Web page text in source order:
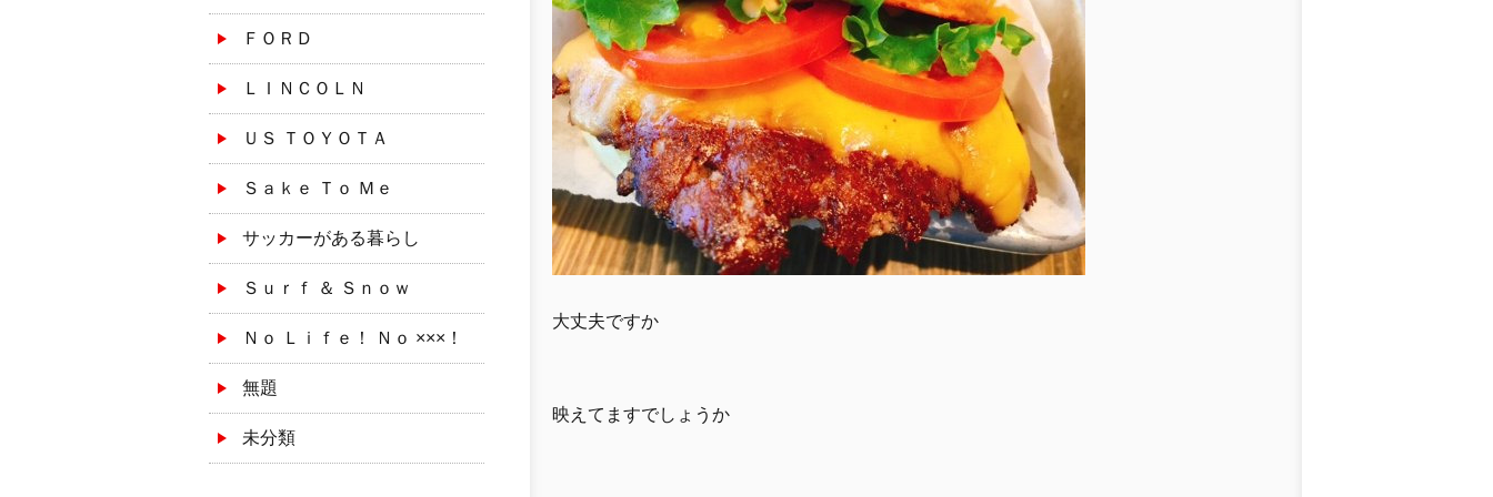
ＦＯＲＤ
ＬＩＮＣＯＬＮ
ＵＳ ＴＯＹＯＴＡ
Ｓａｋｅ Ｔｏ Ｍｅ
サッカーがある暮らし
Ｓｕｒｆ ＆ Ｓｎｏｗ
Ｎｏ Ｌｉｆｅ！ Ｎｏ ×××！
無題
未分類
大丈夫ですか
映えてますでしょうか